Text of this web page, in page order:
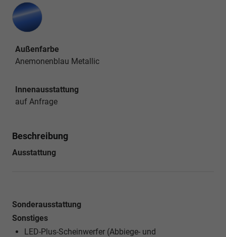
Außenfarbe
Anemonenblau Metallic
Innenausstattung
auf Anfrage
Beschreibung
Ausstattung
Sonderausstattung
Sonstiges
LED-Plus-Scheinwerfer (Abbiege- und